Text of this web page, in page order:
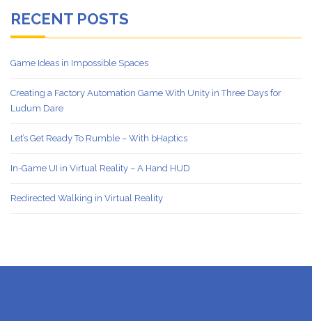
RECENT POSTS
Game Ideas in Impossible Spaces
Creating a Factory Automation Game With Unity in Three Days for
Ludum Dare
Let’s Get Ready To Rumble – With bHaptics
In-Game UI in Virtual Reality – A Hand HUD
Redirected Walking in Virtual Reality